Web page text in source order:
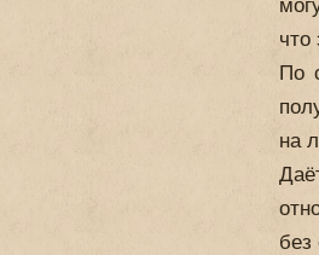
что
По
на
без